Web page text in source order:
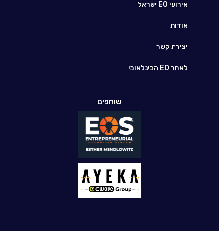
אירועי EO ישראל
אודות
יצירת קשר
לאתר EO הבינלאומי
שותפים